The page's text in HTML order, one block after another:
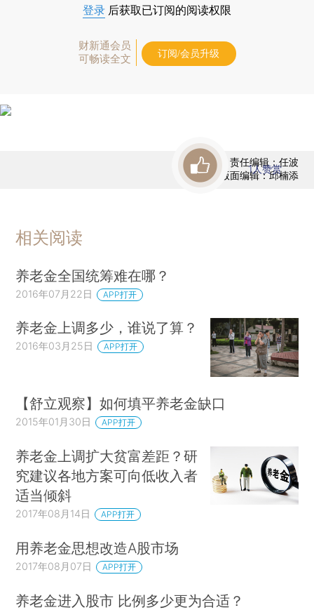
登录 后获取已订阅的阅读权限
财新通会员
可畅读全文
订阅/会员升级
责任编辑：任波
版面编辑：邱楠添
1人赞赏
相关阅读
养老金全国统筹难在哪？
2016年07月22日 APP打开
养老金上调多少，谁说了算？
2016年03月25日 APP打开
【舒立观察】如何填平养老金缺口
2015年01月30日 APP打开
养老金上调扩大贫富差距？研
究建议各地方案可向低收入者
适当倾斜
2017年08月14日 APP打开
用养老金思想改造A股市场
2017年08月07日 APP打开
养老金进入股市 比例多少更为合适？